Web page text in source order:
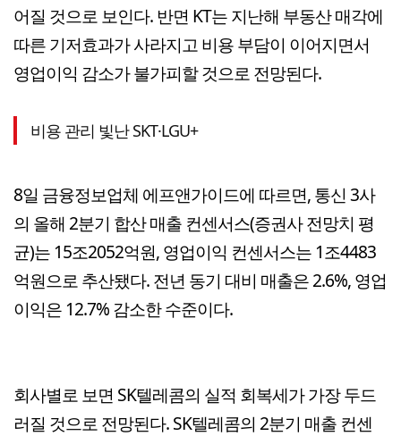
어질 것으로 보인다. 반면 KT는 지난해 부동산 매각에
따른 기저효과가 사라지고 비용 부담이 이어지면서
영업이익 감소가 불가피할 것으로 전망된다.
비용 관리 빛난 SKT·LGU+
8일 금융정보업체 에프앤가이드에 따르면, 통신 3사
의 올해 2분기 합산 매출 컨센서스(증권사 전망치 평
균)는 15조2052억원, 영업이익 컨센서스는 1조4483
억원으로 추산됐다. 전년 동기 대비 매출은 2.6%, 영업
이익은 12.7% 감소한 수준이다.
회사별로 보면 SK텔레콤의 실적 회복세가 가장 두드
러질 것으로 전망된다. SK텔레콤의 2분기 매출 컨센